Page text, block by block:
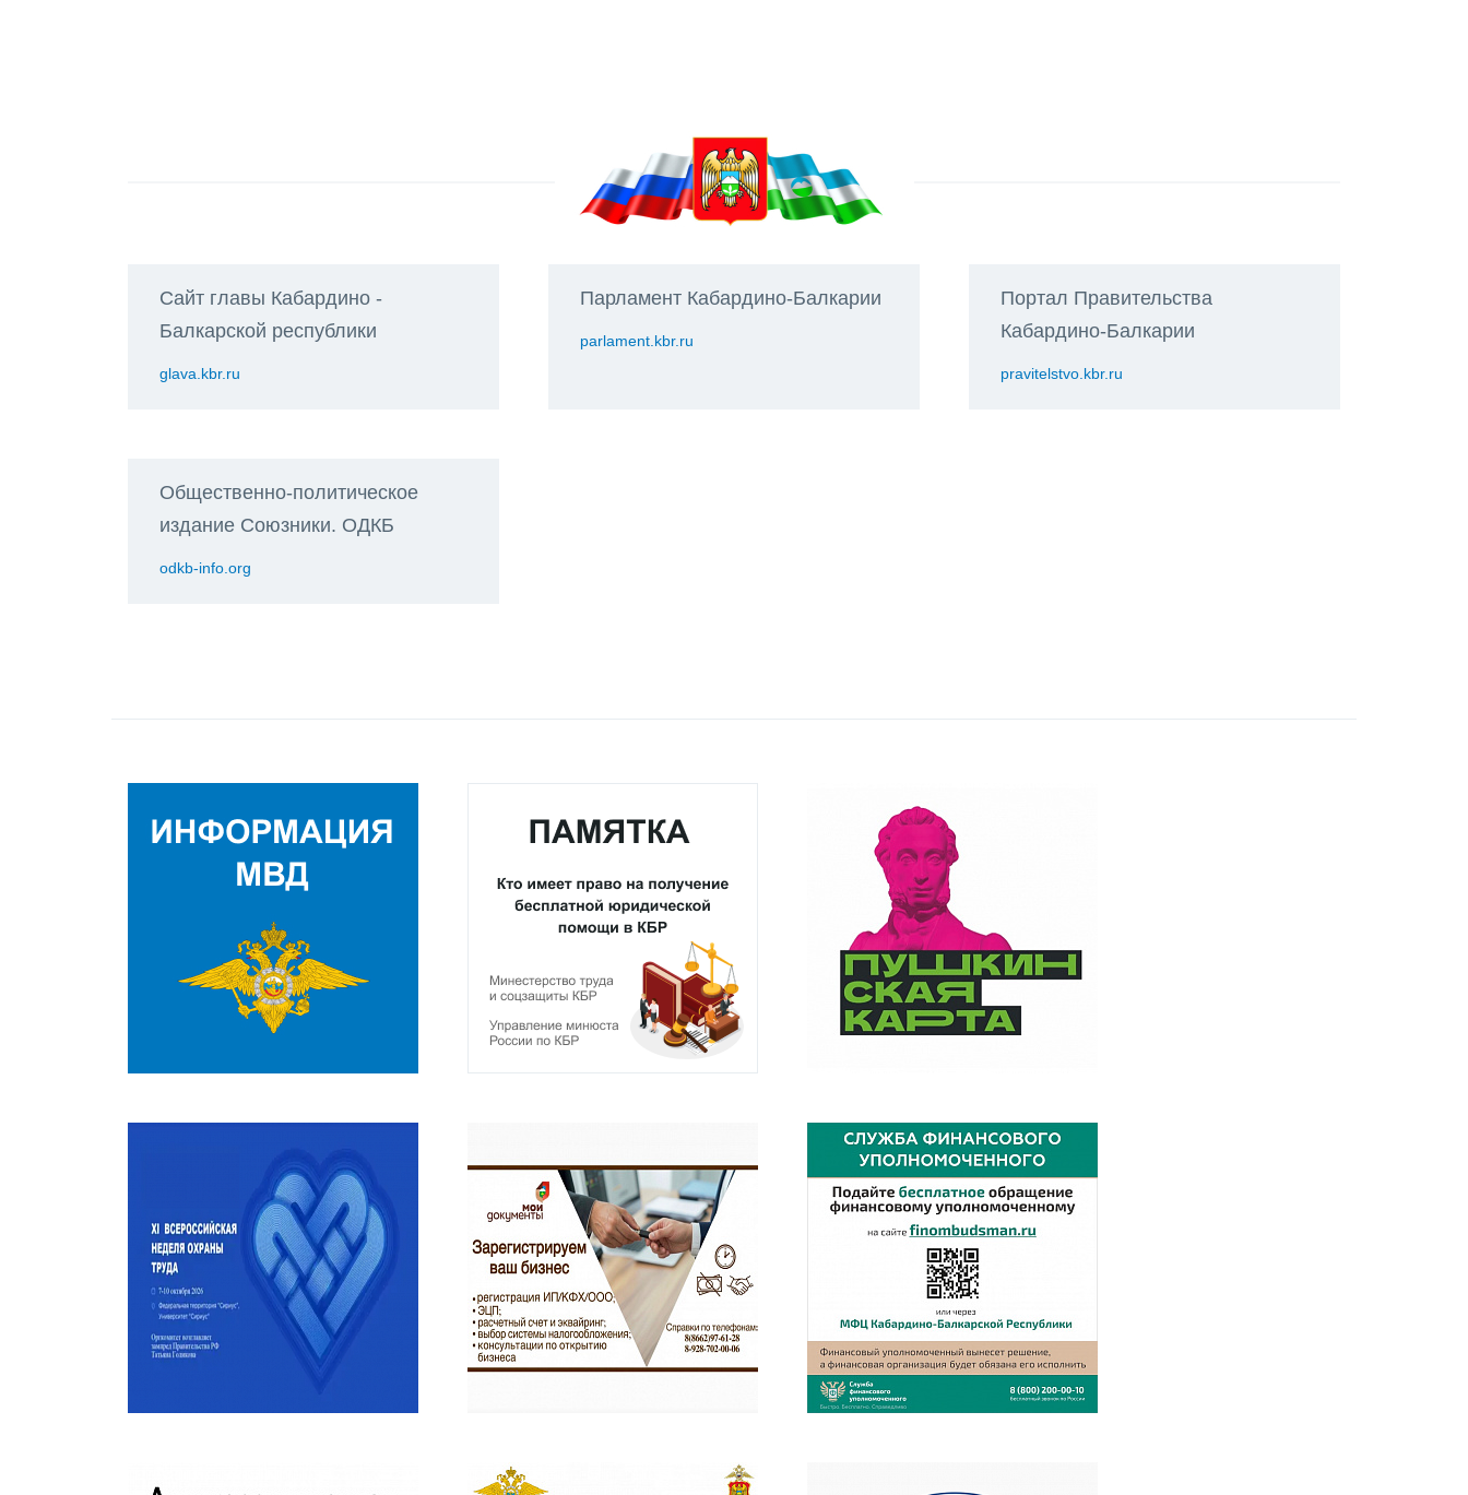
Сайт главы Кабардино -
Балкарской республики
glava.kbr.ru
Парламент Кабардино-Балкарии
parlament.kbr.ru
Портал Правительства
Кабардино-Балкарии
pravitelstvo.kbr.ru
Общественно-политическое
издание Союзники. ОДКБ
odkb-info.org